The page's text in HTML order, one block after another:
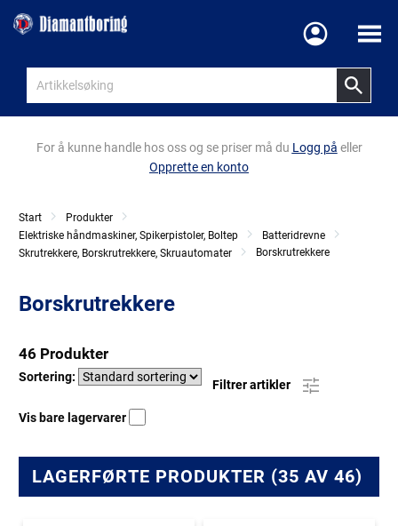
Meny
For å kunne handle hos oss og se priser må du Logg på eller
Opprette en konto
Start
Produkter
Elektriske håndmaskiner, Spikerpistoler, Boltep
Batteridrevne
Skrutrekkere, Borskrutrekkere, Skruautomater
Borskrutrekkere
Borskrutrekkere
46 Produkter
Sortering:
Filtrer artikler
Vis bare lagervarer
LAGERFØRTE PRODUKTER (35 AV 46)